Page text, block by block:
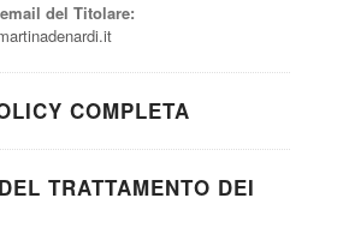
del Titolare:
COMPLETA
TRATTAMENTO DEI